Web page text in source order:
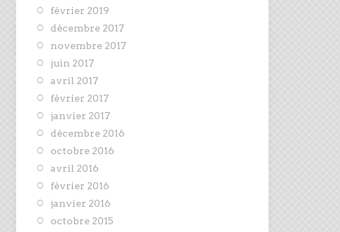
février 2019
décembre 2017
novembre 2017
juin 2017
avril 2017
février 2017
janvier 2017
décembre 2016
octobre 2016
avril 2016
février 2016
janvier 2016
octobre 2015